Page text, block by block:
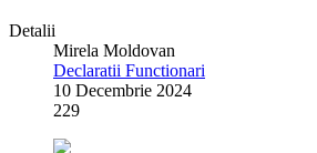
Detalii
Mirela Moldovan
Declaratii Functionari
10 Decembrie 2024
229